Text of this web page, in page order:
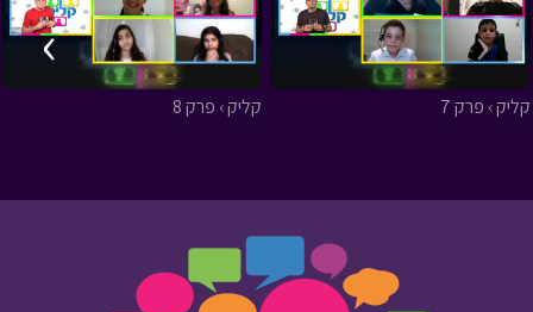
קליק › פרק 7 קליק › פרק 8
‹
›